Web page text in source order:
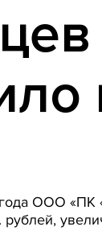
ООО
рублей,